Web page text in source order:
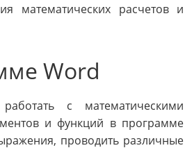
математических расчетов и
Word
с математическими
и функций в программе
проводить различные